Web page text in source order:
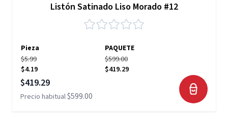
Listón Satinado Liso Morado #12
Pieza
PAQUETE
$5.99
$4.19
$599.00
$419.29
Precio especial
$419.29
Precio habitual$599.00